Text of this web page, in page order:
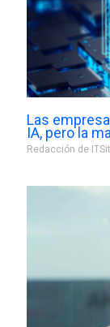
Las
IA, pero la
Redacción de